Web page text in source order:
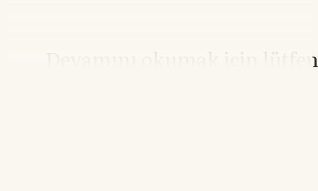
Devamını okumak için lütfen